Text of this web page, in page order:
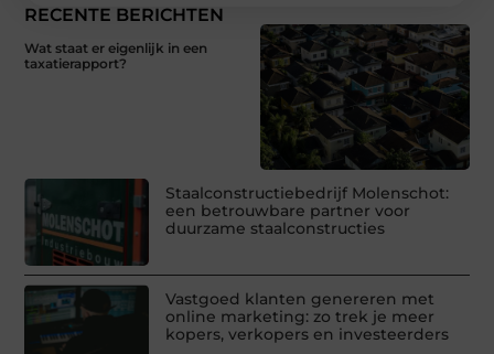
RECENTE BERICHTEN
Wat staat er eigenlijk in een
taxatierapport?
Staalconstructiebedrijf Molenschot:
een betrouwbare partner voor
duurzame staalconstructies
Vastgoed klanten genereren met
online marketing: zo trek je meer
kopers, verkopers en investeerders